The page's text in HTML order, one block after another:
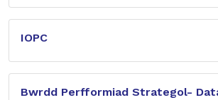
IOPC
Bwrdd Perfformiad Strategol-